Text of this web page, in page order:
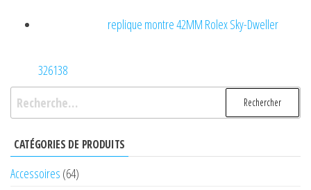
replique montre 42MM Rolex Sky-Dweller
326138
Rechercher :
CATÉGORIES DE PRODUITS
Accessoires (64)